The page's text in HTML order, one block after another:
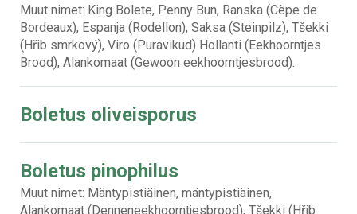
Muut nimet: King Bolete, Penny Bun, Ranska (Cèpe de
Bordeaux), Espanja (Rodellon), Saksa (Steinpilz), Tšekki
(Hřib smrkový), Viro (Puravikud) Hollanti (Eekhoorntjes
Brood), Alankomaat (Gewoon eekhoorntjesbrood).
Boletus oliveisporus
Boletus pinophilus
Muut nimet: Mäntypistiäinen, mäntypistiäinen,
Alankomaat (Denneneekhoorntjesbrood), Tšekki (Hřib